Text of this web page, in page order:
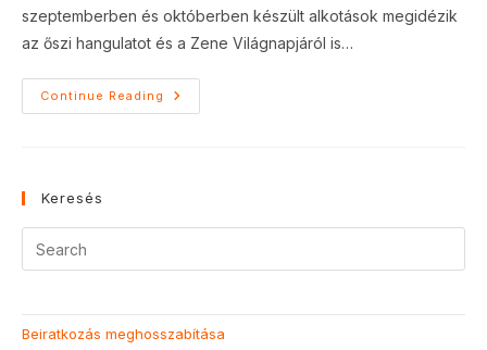
szeptemberben és októberben készült alkotások megidézik
az őszi hangulatot és a Zene Világnapjáról is…
Continue Reading Lépcsőgaléria
Keresés
Beiratkozás meghosszabítása